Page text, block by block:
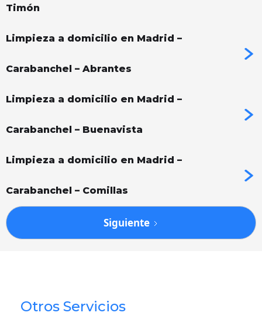
Timón
Limpieza a domicilio en Madrid –
Carabanchel – Abrantes
Limpieza a domicilio en Madrid –
Carabanchel – Buenavista
Limpieza a domicilio en Madrid –
Carabanchel – Comillas
Siguiente
Otros Servicios